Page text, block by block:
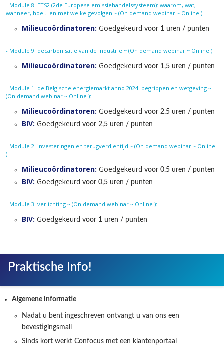
- Module 8: ETS2 (2de Europese emissiehandelssysteem): waarom, wat,
wanneer, hoe… en met welke gevolgen ~ (On demand webinar ~ Online ):
Milieucoördinatoren: Goedgekeurd voor 1 uren / punten
- Module 9: decarbonisatie van de industrie ~ (On demand webinar ~ Online ):
Milieucoördinatoren: Goedgekeurd voor 1,5 uren / punten
- Module 1: de Belgische energiemarkt anno 2024: begrippen en wetgeving ~
(On demand webinar ~ Online ):
Milieucoördinatoren: Goedgekeurd voor 2.5 uren / punten
BIV: Goedgekeurd voor 2,5 uren / punten
- Module 2: investeringen en terugverdientijd ~ (On demand webinar ~ Online
):
Milieucoördinatoren: Goedgekeurd voor 0.5 uren / punten
BIV: Goedgekeurd voor 0,5 uren / punten
- Module 3: verlichting ~ (On demand webinar ~ Online ):
BIV: Goedgekeurd voor 1 uren / punten
Praktische Info!
Algemene informatie
Nadat u bent ingeschreven ontvangt u van ons een
bevestigingsmail
Sinds kort werkt Confocus met een klantenportaal